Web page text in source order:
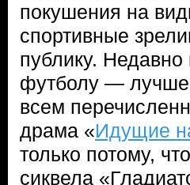
покушения на
спортивные
публику.
футболу —
всем
драма «Идущие
только потому,
сиквела